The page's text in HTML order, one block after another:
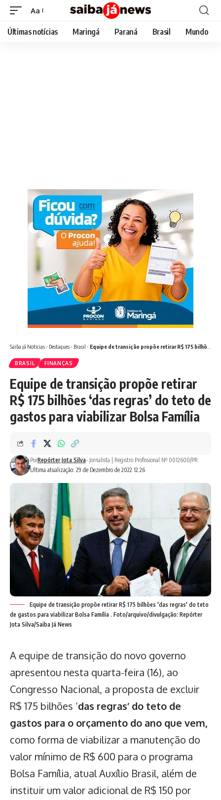
Font
Resizer
Aa
Últimas notícias Maringá Paraná Brasil Mundo
Saiba já Noticias- Destaques- Brasil - Equipe de transição propõe retirar R$ 175 bilhões ‘das regras’ do teto de gastos para viabilizar Bolsa Família
BRASIL FINANÇAS
Equipe de transição propõe retirar
R$ 175 bilhões ‘das regras’ do teto de
gastos para viabilizar Bolsa Família
Ultima atualização: 29 de Dezembro de 2022 12:26
PorRepórter Jota Silva- Jornalista | Registro Profissional Nº 0012600/PR
Equipe de transição propõe retirar R$ 175 bilhões 'das regras' do teto
de gastos para viabilizar Bolsa Família . Foto/arquivo/divulgação: Repórter
Jota Silva/Saiba Já News
A equipe de transição do novo governo
apresentou nesta quarta-feira (16), ao
Congresso Nacional, a proposta de excluir
R$ 175 bilhões ‘das regras’ do teto de
gastos para o orçamento do ano que vem,
como forma de viabilizar a manutenção do
valor mínimo de R$ 600 para o programa
Bolsa Família, atual Auxílio Brasil, além de
instituir um valor adicional de R$ 150 por